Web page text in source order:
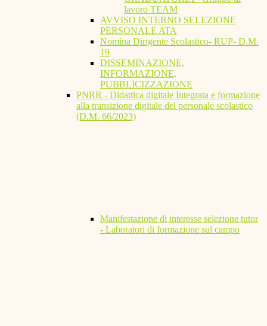
lavoro TEAM
AVVISO INTERNO SELEZIONE
PERSONALE ATA
Nomina Dirigente Scolastico- RUP- D.M.
19
DISSEMINAZIONE,
INFORMAZIONE,
PUBBLICIZZAZIONE
PNRR - Didattica digitale Integrata e formazione
alla transizione digitale del personale scolastico
(D.M. 66/2023)
Manifestazione di interesse selezione tutor
- Laboratori di formazione sul campo